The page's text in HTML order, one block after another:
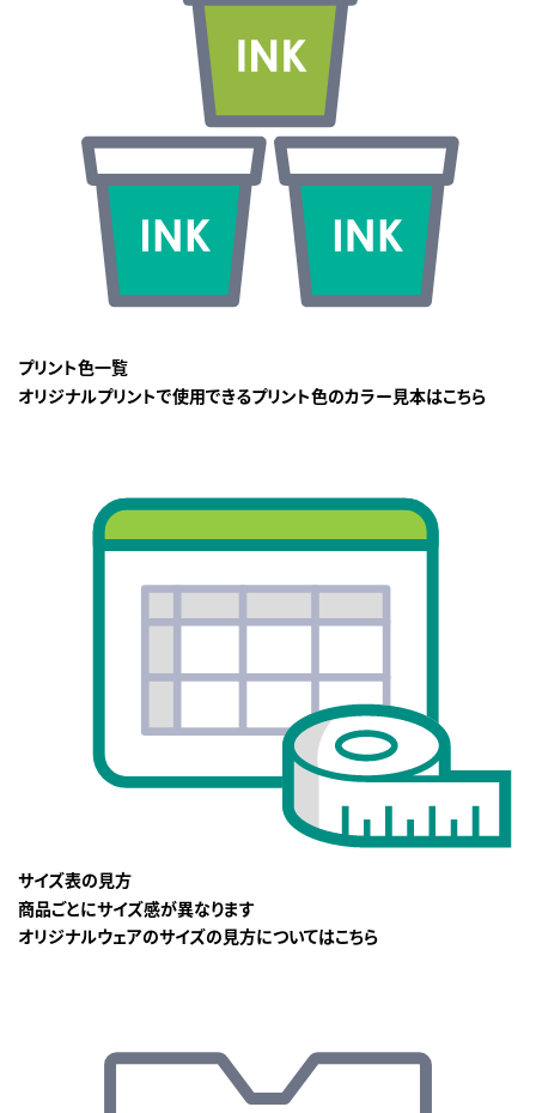
プリント色一覧
オリジナルプリントで使用できるプリント色のカラー見本はこちら
サイズ表の見方
商品ごとにサイズ感が異なります
オリジナルウェアのサイズの見方についてはこちら